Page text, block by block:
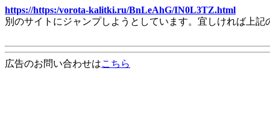
https://https:/vorota-kalitki.ru/BnLeAhG/IN0L3TZ.html
別のサイトにジャンプしようとしています。宜しければ上
広告のお問い合わせはこちら